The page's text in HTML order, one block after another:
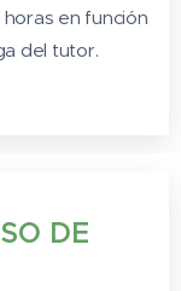
en función
del tutor.
DE